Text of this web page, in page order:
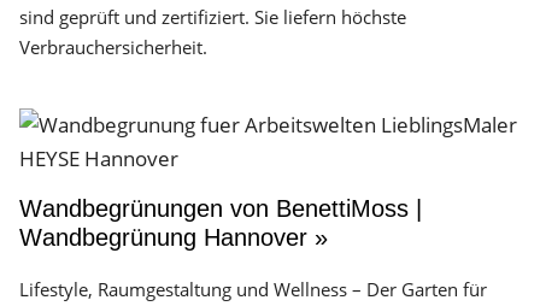
sind geprüft und zertifiziert. Sie liefern höchste
Verbrauchersicherheit.
Wandbegrünungen von BenettiMoss |
Wandbegrünung Hannover »
Lifestyle, Raumgestaltung und Wellness – Der Garten für